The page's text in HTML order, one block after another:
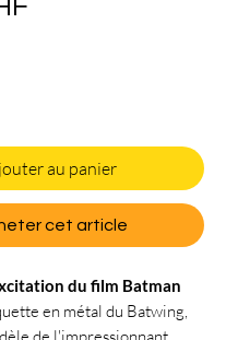
au panier
cet article
du film Batman
en métal du Batwing,
de l'impressionnant